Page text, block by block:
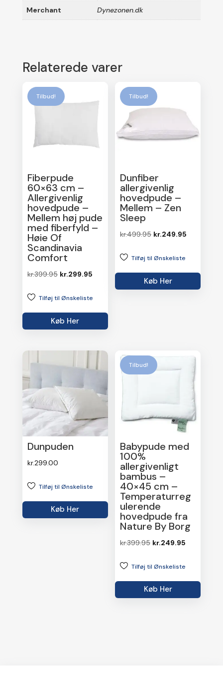
Merchant Dynezonen.dk
Relaterede varer
Tilbud!
Fiberpude
60×63 cm –
Allergivenlig
hovedpude –
Mellem høj pude
med fiberfyld –
Høie Of
Scandinavia
Comfort
kr.399.95 Den
pris
var:
kr.399.95.
kr.299.95Den
aktuelle
pris
er:
kr.299.95.
Tilføj til Ønskeliste
Køb Her
Tilbud!
Dunfiber
allergivenlig
hovedpude –
Mellem – Zen
Sleep
kr.499.95 Den
pris
var:
kr.499.95.
kr.249.95
er:
kr.249.95.
Tilføj til Ønskeliste
Køb Her
Dunpuden
kr.299.00
Tilføj til Ønskeliste
Køb Her
Tilbud!
Babypude med
100%
allergivenligt
bambus –
40×45 cm –
Temperaturreg
ulerende
hovedpude fra
Nature By Borg
kr.399.95 Den
pris
var:
kr.399.95.
kr.249.95
er:
kr.249.95.
Tilføj til Ønskeliste
Køb Her